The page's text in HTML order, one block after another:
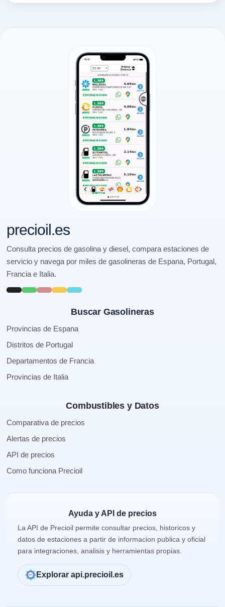
precioil.es
Consulta precios de gasolina y diesel, compara estaciones de
servicio y navega por miles de gasolineras de Espana, Portugal,
Francia e Italia.
Buscar Gasolineras
Provincias de Espana
Distritos de Portugal
Departamentos de Francia
Provincias de Italia
Combustibles y Datos
Comparativa de precios
Alertas de precios
API de precios
Como funciona Precioil
Ayuda y API de precios
La API de Precioil permite consultar precios, historicos y
datos de estaciones a partir de informacion publica y oficial
para integraciones, analisis y herramientas propias.
Explorar api.precioil.es